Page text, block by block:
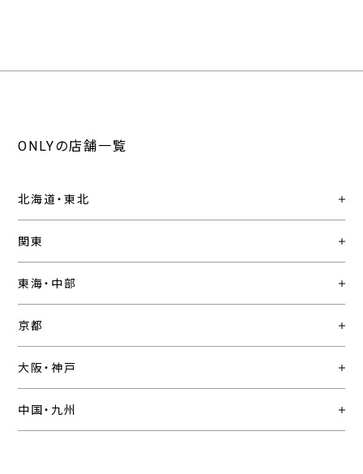
ONLYの店舗一覧
北海道・東北
関東
東海・中部
京都
大阪・神戸
中国・九州